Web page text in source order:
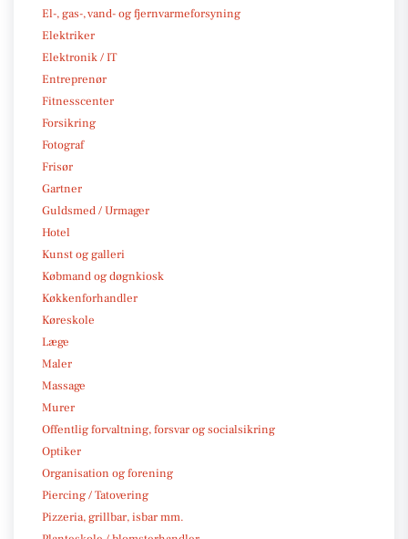
El-, gas-, vand- og fjernvarmeforsyning
Elektriker
Elektronik / IT
Entreprenør
Fitnesscenter
Forsikring
Fotograf
Frisør
Gartner
Guldsmed / Urmager
Hotel
Kunst og galleri
Købmand og døgnkiosk
Køkkenforhandler
Køreskole
Læge
Maler
Massage
Murer
Offentlig forvaltning, forsvar og socialsikring
Optiker
Organisation og forening
Piercing / Tatovering
Pizzeria, grillbar, isbar mm.